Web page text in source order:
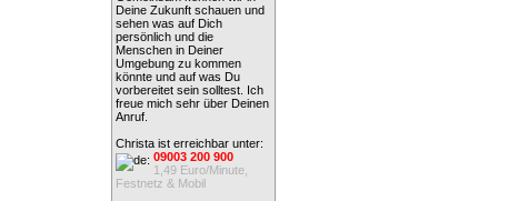
Deine Zukunft schauen und
sehen was auf Dich
persönlich und die
Menschen in Deiner
Umgebung zu kommen
könnte und auf was Du
vorbereitet sein solltest. Ich
freue mich sehr über Deinen
Anruf.
Christa ist erreichbar unter:
09003 200 900
1,49 Euro/Minute,
Festnetz & Mobil